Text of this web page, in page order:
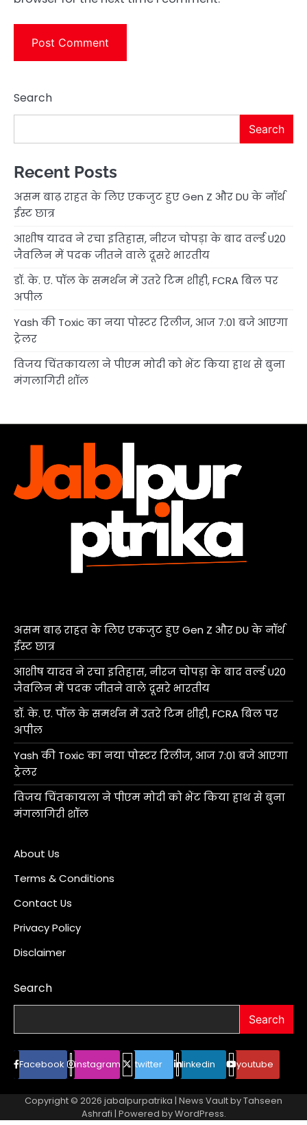
Search
Search
Recent Posts
असम बाढ़ राहत के लिए एकजुट हुए Gen Z और DU के नॉर्थ
ईस्ट छात्र
आशीष यादव ने रचा इतिहास, नीरज चोपड़ा के बाद वर्ल्ड U20
जैवलिन में पदक जीतने वाले दूसरे भारतीय
डॉ. के. ए. पॉल के समर्थन में उतरे टिम शीही, FCRA बिल पर
अपील
Yash की Toxic का नया पोस्टर रिलीज, आज 7:01 बजे आएगा
ट्रेलर
विजय चिंतकायला ने पीएम मोदी को भेंट किया हाथ से बुना
मंगलागिरी शॉल
असम बाढ़ राहत के लिए एकजुट हुए Gen Z और DU के नॉर्थ
ईस्ट छात्र
आशीष यादव ने रचा इतिहास, नीरज चोपड़ा के बाद वर्ल्ड U20
जैवलिन में पदक जीतने वाले दूसरे भारतीय
डॉ. के. ए. पॉल के समर्थन में उतरे टिम शीही, FCRA बिल पर
अपील
Yash की Toxic का नया पोस्टर रिलीज, आज 7:01 बजे आएगा
ट्रेलर
विजय चिंतकायला ने पीएम मोदी को भेंट किया हाथ से बुना
मंगलागिरी शॉल
About Us
Terms & Conditions
Contact Us
Privacy Policy
Disclaimer
Search
Search
Facebook instagram twitter linkedin youtube
Copyright © 2026 jabalpurpatrika | News Vault byTahseen
Ashrafi | Powered byWordPress.